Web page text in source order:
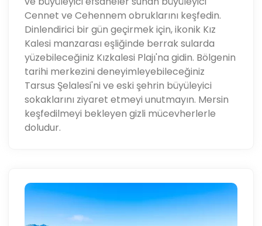
Cennet ve Cehennem obruklarını keşfedin.
Dinlendirici bir gün geçirmek için, ikonik Kız
Kalesi manzarası eşliğinde berrak sularda
yüzebileceğiniz Kızkalesi Plajı'na gidin. Bölgenin
tarihi merkezini deneyimleyebileceğiniz
Tarsus Şelalesi'ni ve eski şehrin büyüleyici
sokaklarını ziyaret etmeyi unutmayın. Mersin
keşfedilmeyi bekleyen gizli mücevherlerle
doludur.